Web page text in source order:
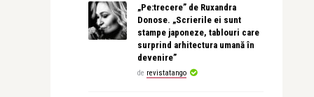
„Pe:trecere” de Ruxandra
Donose. „Scrierile ei sunt
stampe japoneze, tablouri care
surprind arhitectura umană în
devenire”
de revistatango